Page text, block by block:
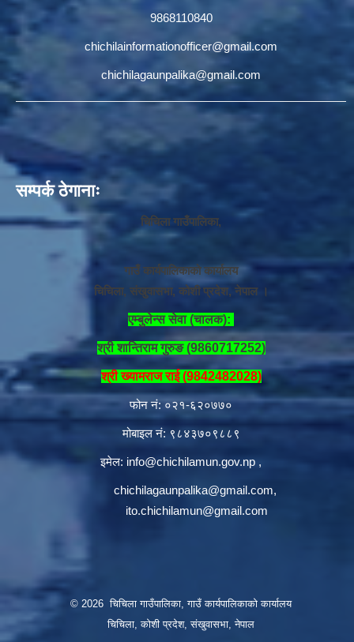
9868110840
chichilainformationofficer@gmail.com
chichilagaunpalika@gmail.com
सम्पर्क ठेगानाः
चिचिला गाउँपालिका,
गाउँ कार्यपालिकाको कार्यालय
चिचिला, संखुवासभा, कोशी प्रदेश, नेपाल ।
एम्बुलेन्स सेवा (चालक):
श्री शान्तिराम गुरुङ (9860717252)
श्री ख्यामराज राई (9842482028)
फोन नं: ०२१-६२०७७०
मोबाइल नं: ९८४३७०९८८९
इमेल: info@chichilamun.gov.np ,
chichilagaunpalika@gmail.com,
ito.chichilamun@gmail.com
© 2026 चिचिला गाउँपालिका, गाउँ कार्यपालिकाको कार्यालय
चिचिला, कोशी प्रदेश, संखुवासभा, नेपाल